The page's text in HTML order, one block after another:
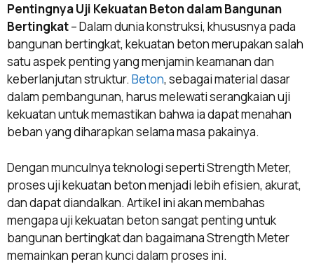
Pentingnya Uji Kekuatan Beton dalam Bangunan
Bertingkat– Dalam dunia konstruksi, khususnya pada
bangunan bertingkat, kekuatan beton merupakan salah
satu aspek penting yang menjamin keamanan dan
keberlanjutan struktur. Beton, sebagai material dasar
dalam pembangunan, harus melewati serangkaian uji
kekuatan untuk memastikan bahwa ia dapat menahan
beban yang diharapkan selama masa pakainya.
Dengan munculnya teknologi seperti Strength Meter,
proses uji kekuatan beton menjadi lebih efisien, akurat,
dan dapat diandalkan. Artikel ini akan membahas
mengapa uji kekuatan beton sangat penting untuk
bangunan bertingkat dan bagaimana Strength Meter
memainkan peran kunci dalam proses ini.